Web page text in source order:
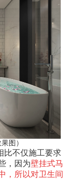
图）
比不仅施工要求
，因为壁挂式马
，所以对卫生间